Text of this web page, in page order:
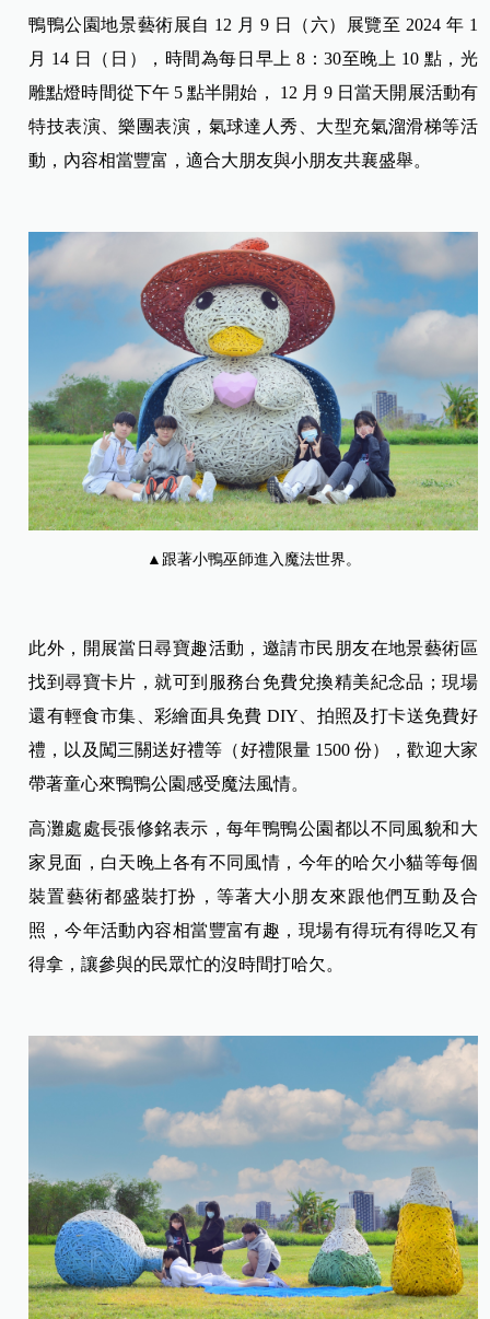
鴨鴨公園地景藝術展自 12 月 9 日（六）展覽至 2024 年 1
月 14 日（日），時間為每日早上 8：30至晚上 10 點，光
雕點燈時間從下午 5 點半開始， 12 月 9 日當天開展活動有
特技表演、樂團表演，氣球達人秀、大型充氣溜滑梯等活
動，內容相當豐富，適合大朋友與小朋友共襄盛舉。
▲跟著小鴨巫師進入魔法世界。
此外，開展當日尋寶趣活動，邀請市民朋友在地景藝術區
找到尋寶卡片，就可到服務台免費兌換精美紀念品；現場
還有輕食市集、彩繪面具免費 DIY、拍照及打卡送免費好
禮，以及闖三關送好禮等（好禮限量 1500 份），歡迎大家
帶著童心來鴨鴨公園感受魔法風情。
高灘處處長張修銘表示，每年鴨鴨公園都以不同風貌和大
家見面，白天晚上各有不同風情，今年的哈欠小貓等每個
裝置藝術都盛裝打扮，等著大小朋友來跟他們互動及合
照，今年活動內容相當豐富有趣，現場有得玩有得吃又有
得拿，讓參與的民眾忙的沒時間打哈欠。